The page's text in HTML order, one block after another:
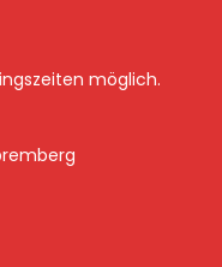
möglich.